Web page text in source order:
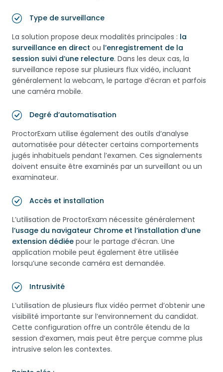
Type de surveillance
La solution propose deux modalités principales : la
surveillance en direct ou l’enregistrement de la
session suivi d’une relecture. Dans les deux cas, la
surveillance repose sur plusieurs flux vidéo, incluant
généralement la webcam, le partage d’écran et parfois
une caméra mobile.
Degré d’automatisation
ProctorExam utilise également des outils d’analyse
automatisée pour détecter certains comportements
jugés inhabituels pendant l’examen. Ces signalements
doivent ensuite être examinés par un surveillant ou un
examinateur.
Accès et installation
L’utilisation de ProctorExam nécessite généralement
l’usage du navigateur Chrome et l’installation d’une
extension dédiée pour le partage d’écran. Une
application mobile peut également être utilisée
lorsqu’une seconde caméra est demandée.
Intrusivité
L’utilisation de plusieurs flux vidéo permet d’obtenir une
visibilité importante sur l’environnement du candidat.
Cette configuration offre un contrôle étendu de la
session d’examen, mais peut être perçue comme plus
intrusive selon les contextes.